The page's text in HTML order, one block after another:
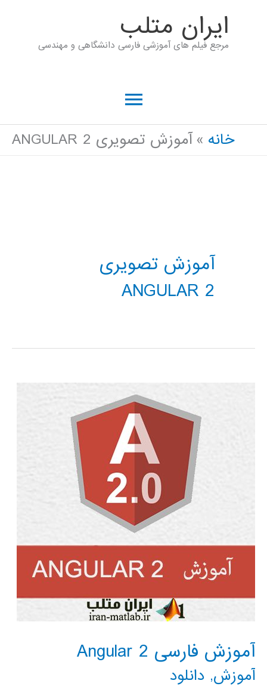
ايران متلب
مرجع فیلم های آموزشی فارسی دانشگاهی و مهندسی
فهرست
اصلی
خانه آموزش تصویری ANGULAR 2
آموزش تصویری
ANGULAR 2
آموزش فارسی Angular 2
آموزش, دانلود